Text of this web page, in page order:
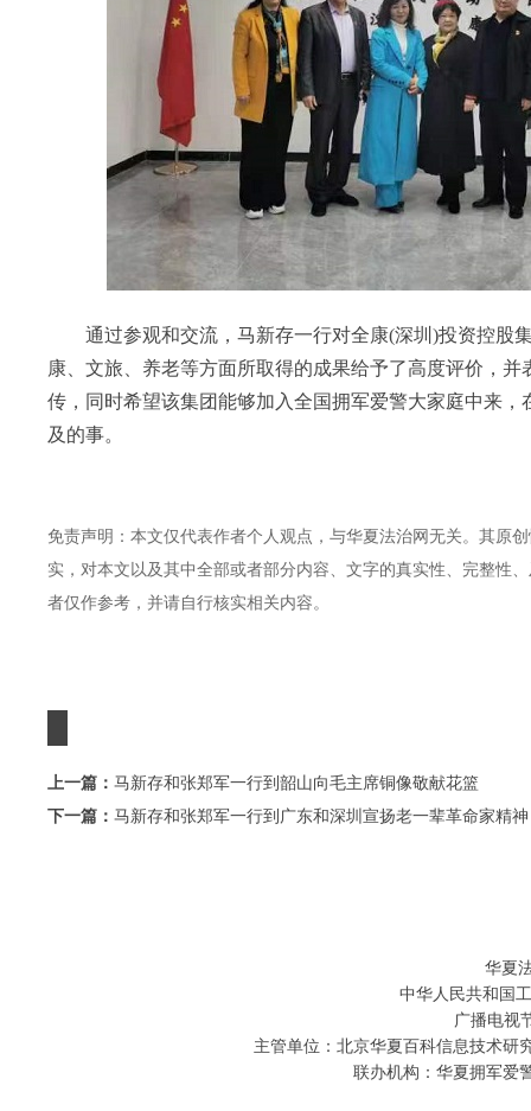
通过参观和交流，马新存一行对全康(深圳)投资控股
康、文旅、养老等方面所取得的成果给予了高度评价，
传，同时希望该集团能够加入全国拥军爱警大家庭中来
及的事。
免责声明：本文仅代表作者个人观点，与华夏法治网无关。其原
实，对本文以及其中全部或者部分内容、文字的真实性、完整性
者仅作参考，并请自行核实相关内容。
上一篇： 马新存和张郑军一行到韶山向毛主席铜像敬献花篮
下一篇： 马新存和张郑军一行到广东和深圳宣扬老一辈革命家精神
华夏
中华人民共和国
广播电视
主管单位：北京华夏百科信息技术
联办机构：华夏拥军爱